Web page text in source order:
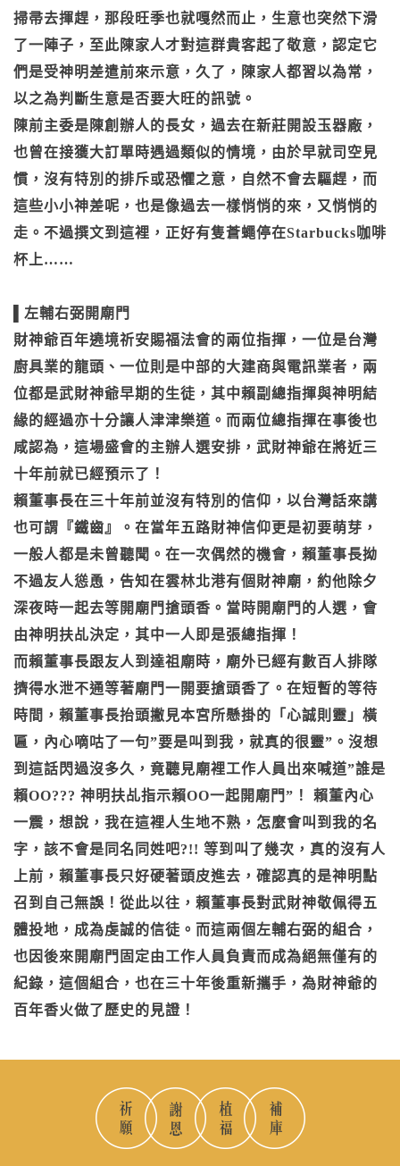
掃帚去揮趕，那段旺季也就嘎然而止，生意也突然下滑
了一陣子，至此陳家人才對這群貴客起了敬意，認定它
們是受神明差遣前來示意，久了，陳家人都習以為常，
以之為判斷生意是否要大旺的訊號。
陳前主委是陳創辦人的長女，過去在新莊開設玉器廠，
也曾在接獲大訂單時遇過類似的情境，由於早就司空見
慣，沒有特別的排斥或恐懼之意，自然不會去驅趕，而
這些小小神差呢，也是像過去一樣悄悄的來，又悄悄的
走。不過撰文到這裡，正好有隻蒼蠅停在Starbucks咖啡
杯上……
▌左輔右弼開廟門
財神爺百年遶境祈安賜福法會的兩位指揮，一位是台灣
廚具業的龍頭、一位則是中部的大建商與電訊業者，兩
位都是武財神爺早期的生徒，其中賴副總指揮與神明結
緣的經過亦十分讓人津津樂道。而兩位總指揮在事後也
咸認為，這場盛會的主辦人選安排，武財神爺在將近三
十年前就已經預示了！
賴董事長在三十年前並沒有特別的信仰，以台灣話來講
也可謂『鐵齒』。在當年五路財神信仰更是初要萌芽，
一般人都是未曾聽聞。在一次偶然的機會，賴董事長拗
不過友人慫恿，告知在雲林北港有個財神廟，約他除夕
深夜時一起去等開廟門搶頭香。當時開廟門的人選，會
由神明扶乩決定，其中一人即是張總指揮！
而賴董事長跟友人到達祖廟時，廟外已經有數百人排隊
擠得水泄不通等著廟門一開要搶頭香了。在短暫的等待
時間，賴董事長抬頭撇見本宮所懸掛的「心誠則靈」橫
匾，內心嘀咕了一句”要是叫到我，就真的很靈”。沒想
到這話閃過沒多久，竟聽見廟裡工作人員出來喊道”誰是
賴OO??? 神明扶乩指示賴OO一起開廟門”！ 賴董內心
一震，想說，我在這裡人生地不熟，怎麼會叫到我的名
字，該不會是同名同姓吧?!! 等到叫了幾次，真的沒有人
上前，賴董事長只好硬著頭皮進去，確認真的是神明點
召到自己無誤！從此以往，賴董事長對武財神敬佩得五
體投地，成為虔誠的信徒。而這兩個左輔右弼的組合，
也因後來開廟門固定由工作人員負責而成為絕無僅有的
紀錄，這個組合，也在三十年後重新攜手，為財神爺的
百年香火做了歷史的見證！